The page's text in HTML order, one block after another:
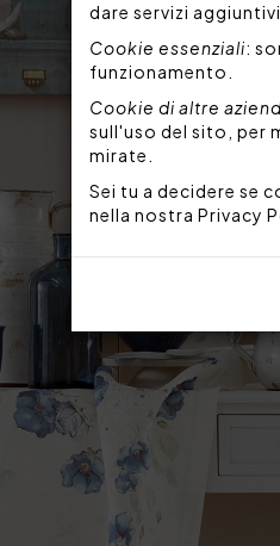
dare servizi
Cookie essenziali:
funzionamento.
Cookie di altre
sull'uso del sito, per
mirate.
Sei tu a decidere se
nella nostra Privacy